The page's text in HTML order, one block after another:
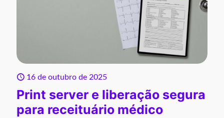
16 de outubro de 2025
Print server e liberação segura
para receituário médico